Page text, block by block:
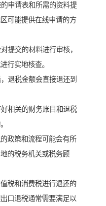
申请表和所需的资料提
可能提供在线申请的方
提交的材料进行审核，
行实地核查。
退税金额会直接退还到
相关的财务账目和退税
政策和流程可能会有所
的税务机关或税务顾
税和消费税进行退还的
口退税通常需要满足以